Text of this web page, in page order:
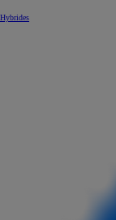
Hybrides